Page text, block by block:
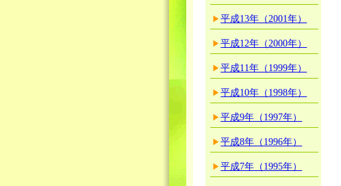
平成13年（2001年）
平成12年（2000年）
平成11年（1999年）
平成10年（1998年）
平成9年（1997年）
平成8年（1996年）
平成7年（1995年）